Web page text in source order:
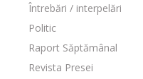
Întrebări / interpelări
Politic
Raport Săptămânal
Revista Presei